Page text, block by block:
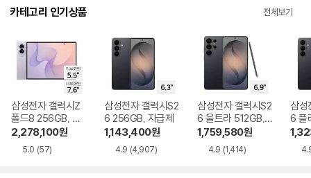
카테고리 인기상품 전체보기
삼성전자 갤럭시Z
폴드8 256GB, 자
급제
2,278,100원
5.0 (57)
삼성전자 갤럭시S2
6 256GB, 자급제
1,143,400원
4.9 (4,907)
삼성전자 갤럭시S2
6 울트라 512GB,
자급제
1,759,580원
4.9 (1,414)
삼성
6 플
자급